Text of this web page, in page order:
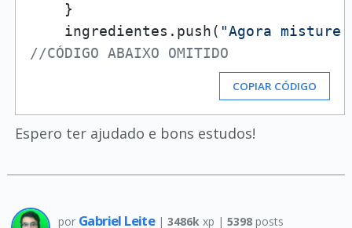
    }
    ingredientes.push(
"Agora
//CÓDIGO ABAIXO OMITIDO
COPIAR CÓDIGO
Espero ter ajudado e bons estudos!
por Gabriel Leite | 3486k xp | 5398posts